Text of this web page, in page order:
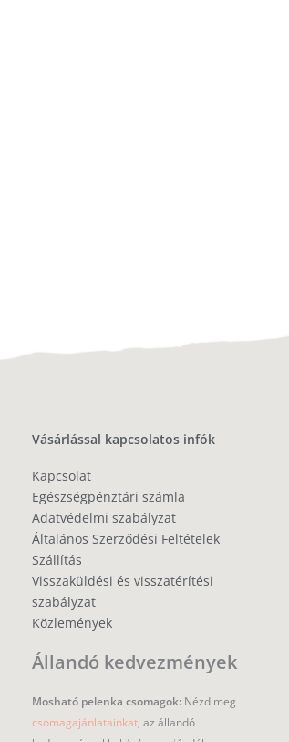
Vásárlással kapcsolatos infók
Kapcsolat
Egészségpénztári számla
Adatvédelmi szabályzat
Általános Szerződési Feltételek
Szállítás
Visszaküldési és visszatérítési
szabályzat
Közlemények
Állandó kedvezmények
Mosható pelenka csomagok: Nézd meg
csomagajánlatainkat, az állandó